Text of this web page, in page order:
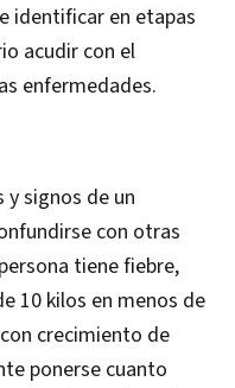
identificar en etapas
acudir con el
enfermedades.
signos de un
con otras
tiene fiebre,
10 kilos en menos de
crecimiento de
ponerse cuanto